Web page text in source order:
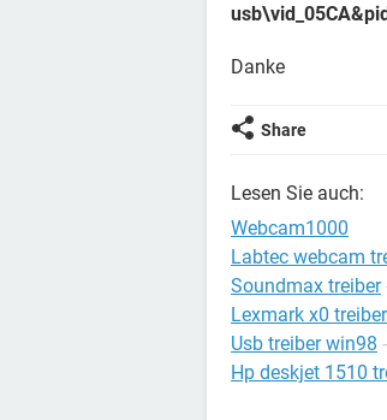
Danke
Share
Lesen Sie auch:
Webcam1000
Labtec webcam
Soundmax treiber
Lexmark x0 treiber
Usb treiber win98 -
Hp deskjet 1510